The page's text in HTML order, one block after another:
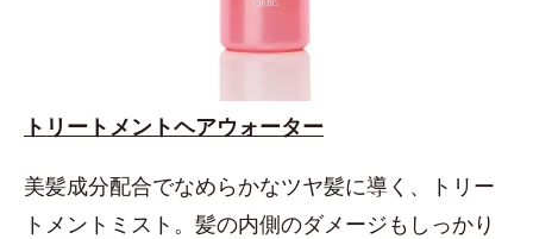
トリートメントヘアウォーター
美髪成分配合でなめらかなツヤ髪に導く、トリー
トメントミスト。髪の内側のダメージもしっかり